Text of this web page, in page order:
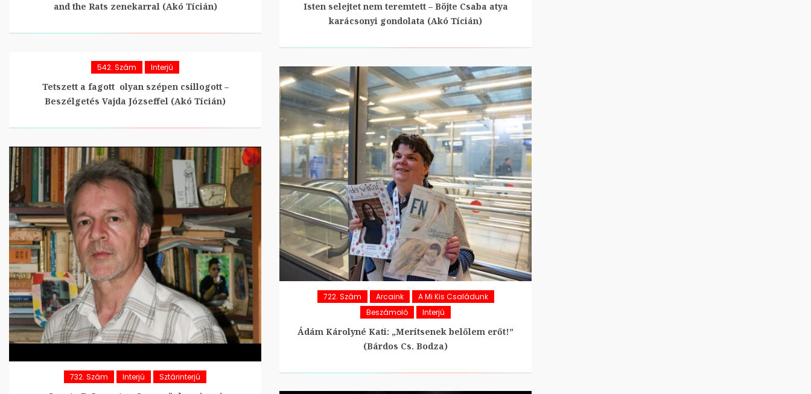
and the Rats zenekarral (Akó Tícián)
Isten selejtet nem teremtett – Böjte Csaba atya
karácsonyi gondolata (Akó Tícián)
542. Szám Interjú
Tetszett a fagott olyan szépen csillogott –
Beszélgetés Vajda Józseffel (Akó Tícián)
722. Szám Arcaink
A Mi Kis Családunk
Beszámoló
Interjú
Ádám Károlyné Kati: „Merítsenek belőlem erőt!”
(Bárdos Cs. Bodza)
732. Szám Interjú Sztárinterjú